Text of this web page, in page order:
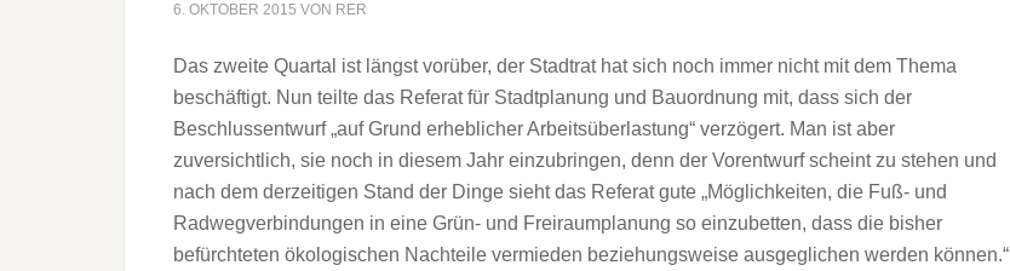
6. OKTOBER 2015 VON RER
Das zweite Quartal ist längst vorüber, der Stadtrat hat sich noch immer nicht mit dem Thema
beschäftigt. Nun teilte das Referat für Stadtplanung und Bauordnung mit, dass sich der
Beschlussentwurf „auf Grund erheblicher Arbeitsüberlastung“ verzögert. Man ist aber
zuversichtlich, sie noch in diesem Jahr einzubringen, denn der Vorentwurf scheint zu stehen und
nach dem derzeitigen Stand der Dinge sieht das Referat gute „Möglichkeiten, die Fuß- und
Radwegverbindungen in eine Grün- und Freiraumplanung so einzubetten, dass die bisher
befürchteten ökologischen Nachteile vermieden beziehungsweise ausgeglichen werden können.“